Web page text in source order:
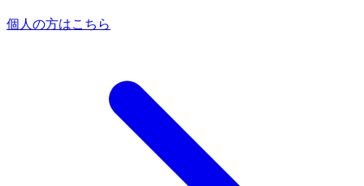
個人の方はこちら